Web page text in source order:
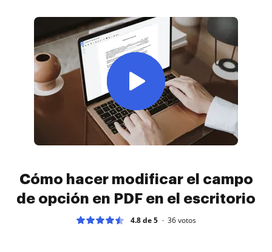
Cómo hacer modificar el campo
de opción en PDF en el escritorio
4.8 de 5 36votos